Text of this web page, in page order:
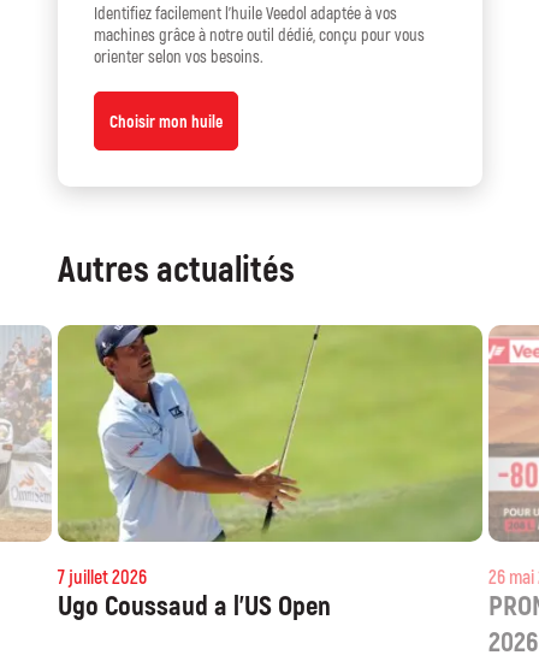
Identifiez facilement l’huile Veedol adaptée à vos
machines grâce à notre outil dédié, conçu pour vous
orienter selon vos besoins.
Choisir mon huile
Autres actualités
7 juillet 2026
Ugo Coussaud a l’US Open